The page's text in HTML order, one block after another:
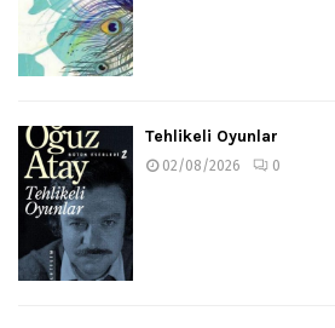
Tehlikeli Oyunlar
02/08/2026 0